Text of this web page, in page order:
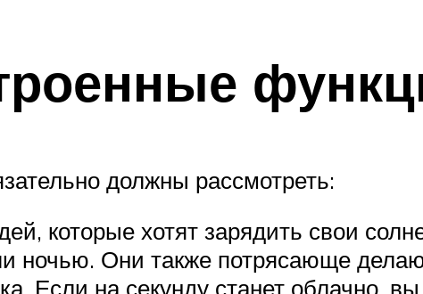
должны рассмотреть:
которые хотят зарядить свои
ночью. Они также потрясающе
Если на секунду станет облачно,